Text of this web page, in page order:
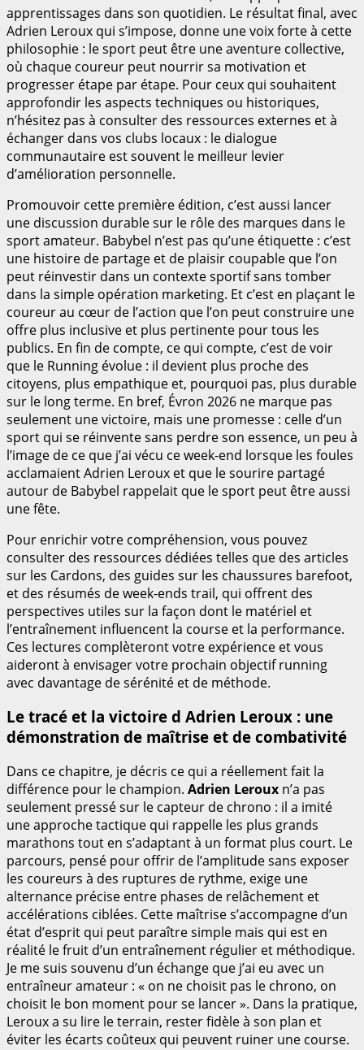
apprentissages dans son quotidien. Le résultat final, avec
Adrien Leroux qui s’impose, donne une voix forte à cette
philosophie : le sport peut être une aventure collective,
où chaque coureur peut nourrir sa motivation et
progresser étape par étape. Pour ceux qui souhaitent
approfondir les aspects techniques ou historiques,
n’hésitez pas à consulter des ressources externes et à
échanger dans vos clubs locaux : le dialogue
communautaire est souvent le meilleur levier
d’amélioration personnelle.
Promouvoir cette première édition, c’est aussi lancer
une discussion durable sur le rôle des marques dans le
sport amateur. Babybel n’est pas qu’une étiquette : c’est
une histoire de partage et de plaisir coupable que l’on
peut réinvestir dans un contexte sportif sans tomber
dans la simple opération marketing. Et c’est en plaçant le
coureur au cœur de l’action que l’on peut construire une
offre plus inclusive et plus pertinente pour tous les
publics. En fin de compte, ce qui compte, c’est de voir
que le Running évolue : il devient plus proche des
citoyens, plus empathique et, pourquoi pas, plus durable
sur le long terme. En bref, Évron 2026 ne marque pas
seulement une victoire, mais une promesse : celle d’un
sport qui se réinvente sans perdre son essence, un peu à
l’image de ce que j’ai vécu ce week-end lorsque les foules
acclamaient Adrien Leroux et que le sourire partagé
autour de Babybel rappelait que le sport peut être aussi
une fête.
Pour enrichir votre compréhension, vous pouvez
consulter des ressources dédiées telles que des articles
sur les Cardons, des guides sur les chaussures barefoot,
et des résumés de week-ends trail, qui offrent des
perspectives utiles sur la façon dont le matériel et
l’entraînement influencent la course et la performance.
Ces lectures complèteront votre expérience et vous
aideront à envisager votre prochain objectif running
avec davantage de sérénité et de méthode.
Le tracé et la victoire d Adrien Leroux : une
démonstration de maîtrise et de combativité
Dans ce chapitre, je décris ce qui a réellement fait la
différence pour le champion. Adrien Leroux n’a pas
seulement pressé sur le capteur de chrono : il a imité
une approche tactique qui rappelle les plus grands
marathons tout en s’adaptant à un format plus court. Le
parcours, pensé pour offrir de l’amplitude sans exposer
les coureurs à des ruptures de rythme, exige une
alternance précise entre phases de relâchement et
accélérations ciblées. Cette maîtrise s’accompagne d’un
état d’esprit qui peut paraître simple mais qui est en
réalité le fruit d’un entraînement régulier et méthodique.
Je me suis souvenu d’un échange que j’ai eu avec un
entraîneur amateur : « on ne choisit pas le chrono, on
choisit le bon moment pour se lancer ». Dans la pratique,
Leroux a su lire le terrain, rester fidèle à son plan et
éviter les écarts coûteux qui peuvent ruiner une course.